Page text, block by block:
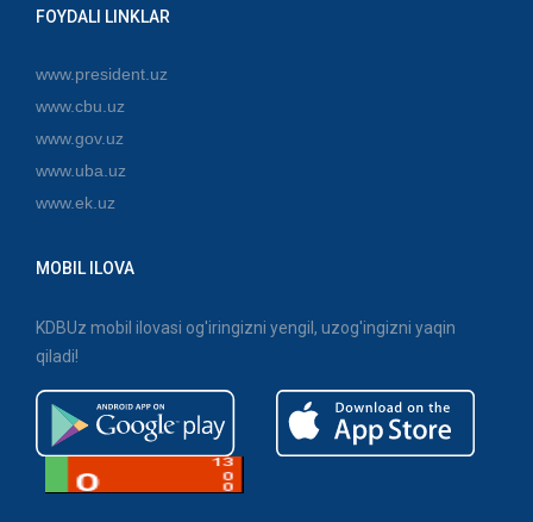
FOYDALI LINKLAR
www.president.uz
www.cbu.uz
www.gov.uz
www.uba.uz
www.ek.uz
MOBIL ILOVA
KDBUz mobil ilovasi og'iringizni yengil, uzog'ingizni yaqin
qiladi!